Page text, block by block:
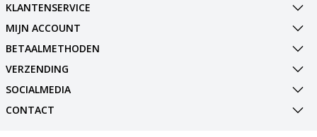
KLANTENSERVICE
MIJN ACCOUNT
BETAALMETHODEN
VERZENDING
SOCIALMEDIA
CONTACT